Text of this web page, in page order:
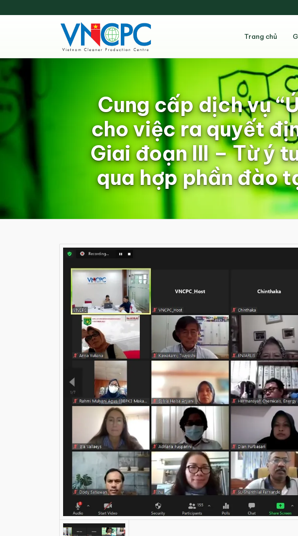
Trang chủ
Cung cấp dịch vụ
cho việc ra quyết
Giai đoạn III – Từ ý
qua hợp phần đào